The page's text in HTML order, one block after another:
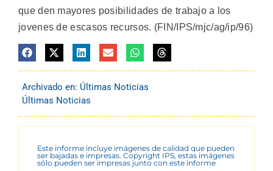
que den mayores posibilidades de trabajo a los
jovenes de escasos recursos. (FIN/IPS/mjc/ag/ip/96)
Archivado en: Últimas Noticias
Últimas Noticias
Este informe incluye imágenes de calidad que pueden
ser bajadas e impresas. Copyright IPS, estas imágenes
sólo pueden ser impresas junto con este informe